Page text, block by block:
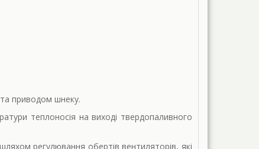
приводом шнеку.
теплоносія на виході твердопаливного
регулювання обертів вентиляторів, які